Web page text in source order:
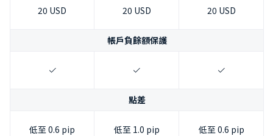
20 USD 20 USD 20 USD
帳戶負餘額保護
點差
低至 0.6 pip 低至 1.0 pip 低至 0.6 pip